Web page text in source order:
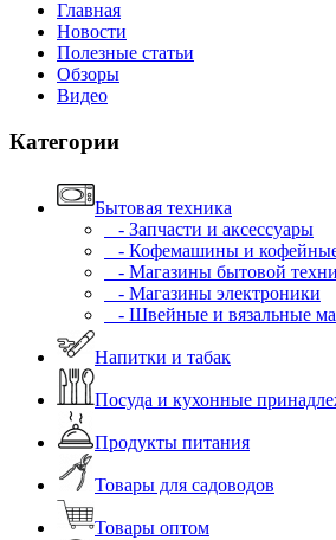
Главная
Новости
Полезные статьи
Обзоры
Видео
Категории
Бытовая техника
- Запчасти и аксессуары
- Кофемашины и
- Магазины бытовой
- Магазины электроники
- Швейные и вязальные
Напитки и табак
Посуда и кухонные
Продукты питания
Товары для садоводов
Товары оптом